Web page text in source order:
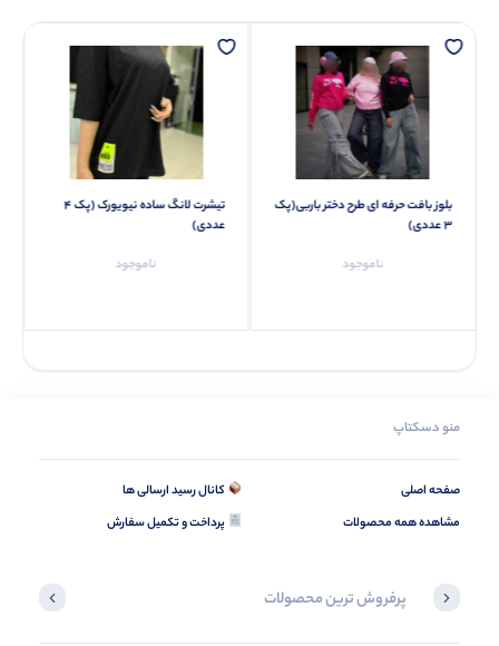
بلوز بافت حرفه ای طرح دختر باربی(پک
3 عددی)
ناموجود
تیشرت لانگ ساده نیویورک (پک 4
عددی)
ناموجود
منو دسکتاپ
صفحه اصلی
مشاهده همه محصولات
کانال رسید ارسالی ها
پرداخت و تکمیل سفارش
پرفروش ترین محصولات